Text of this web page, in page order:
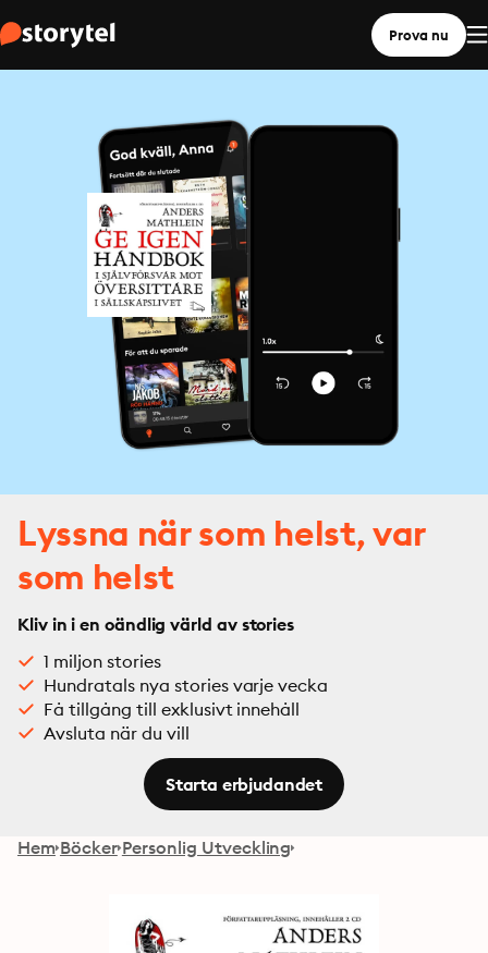
Prova nu
Lyssna när som helst, var
som helst
Kliv in i en oändlig värld av stories
1 miljon stories
Hundratals nya stories varje vecka
Få tillgång till exklusivt innehåll
Avsluta när du vill
Starta erbjudandet
Hem Böcker Personlig Utveckling